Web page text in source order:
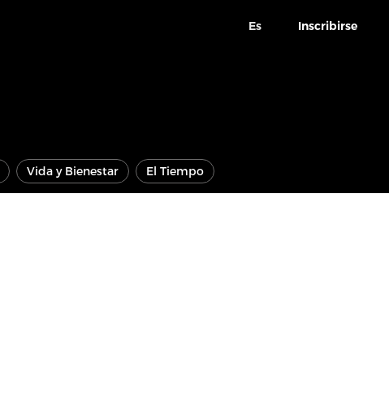
Es Inscribirse
Vida y Bienestar El Tiempo